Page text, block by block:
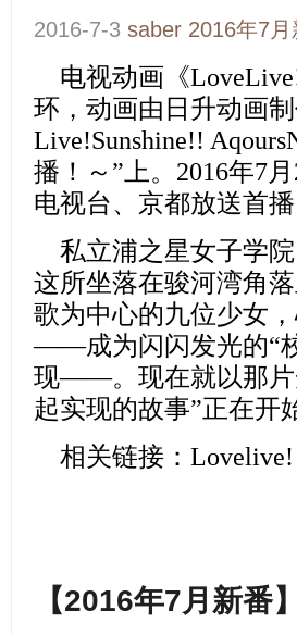
2016-7-3 saber 2016年7月
电视动画 《
环，动画由日升动画
Live!Sunshine!!
播！～”上。2016年7
电视台、京都放送首播
私立浦之星女子学
这所坐落在骏河湾角
歌为中心的九位少女
——成为闪闪发光的“
现——。现在就以那片
起实现的故事”正在开
相关链接： Lovelive!
【2016年7月新番